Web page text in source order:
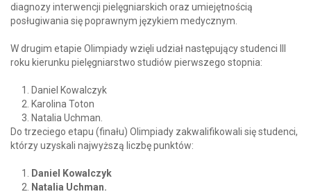
diagnozy interwencji pielęgniarskich oraz umiejętnością
posługiwania się poprawnym językiem medycznym.
W drugim etapie Olimpiady wzięli udział następujący studenci III
roku kierunku pielęgniarstwo studiów pierwszego stopnia:
Daniel Kowalczyk
Karolina Toton
Natalia Uchman.
Do trzeciego etapu (finału) Olimpiady zakwalifikowali się studenci,
którzy uzyskali najwyższą liczbę punktów:
Daniel Kowalczyk
Natalia Uchman.